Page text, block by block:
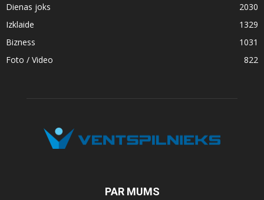
Dienas joks
2030
Izklaide
1329
Bizness
1031
Foto / Video
822
PAR MUMS